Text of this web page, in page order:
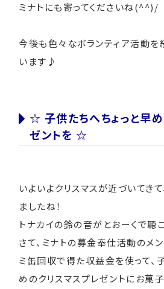
ミナトにも寄ってくださいね(^^)/
今後も色々なボランティア活動を
います♪
☆ 子供たちへちょっと早
ゼントを ☆
いよいよクリスマスが近づいてき
ましたね！
トナカイの鈴の音がとおーくで聴
さて、ミナトの募金奉仕活動のメ
ミ缶回収で得た収益金を使って、
めのクリスマスプレゼントにお菓